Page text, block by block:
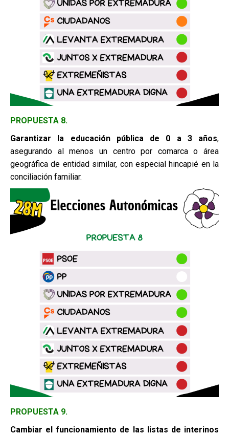
PROPUESTA 8.
Garantizar la educación pública de 0 a 3 años,
asegurando al menos un centro por comarca o área
geográfica de entidad similar, con especial hincapié en la
conciliación familiar.
PROPUESTA 9.
Cambiar el funcionamiento de las listas de interinos